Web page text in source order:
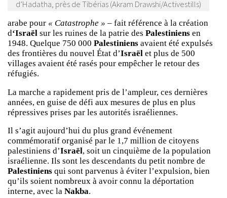
d’Hadatha, près de Tibérias (Akram Drawshi/Activestills)
arabe pour « Catastrophe » – fait référence à la création
d‘Israël sur les ruines de la patrie des Palestiniens en
1948. Quelque 750 000 Palestiniens avaient été expulsés
des frontières du nouvel État d’Israël et plus de 500
villages avaient été rasés pour empêcher le retour des
réfugiés.
La marche a rapidement pris de l’ampleur, ces dernières
années, en guise de défi aux mesures de plus en plus
répressives prises par les autorités israéliennes.
Il s’agit aujourd’hui du plus grand événement
commémoratif organisé par le 1,7 million de citoyens
palestiniens d’Israël, soit un cinquième de la population
israélienne. Ils sont les descendants du petit nombre de
Palestiniens qui sont parvenus à éviter l’expulsion, bien
qu’ils soient nombreux à avoir connu la déportation
interne, avec la Nakba.